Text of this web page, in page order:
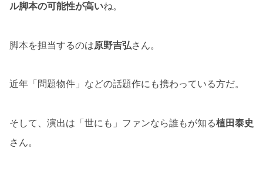
ル脚本の可能性が高いね。
脚本を担当するのは原野吉弘さん。
近年「問題物件」などの話題作にも携わっている方だ。
そして、演出は「世にも」ファンなら誰もが知る植田泰史
さん。